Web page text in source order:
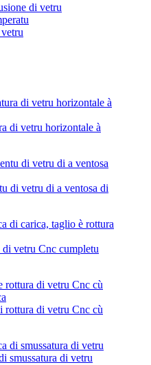
di vetru
di vetru horizontale à
di vetru di a ventosa di
vetru Cnc cumpletu
rottura di vetru Cnc cù
smussatura di vetru